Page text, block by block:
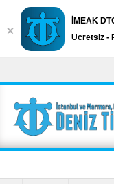
İMEAK
Ücretsiz -